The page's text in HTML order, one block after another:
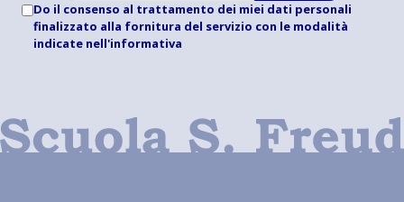
Do il consenso al trattamento dei miei dati personali
finalizzato alla fornitura del servizio con le modalità
indicate nell'informativa